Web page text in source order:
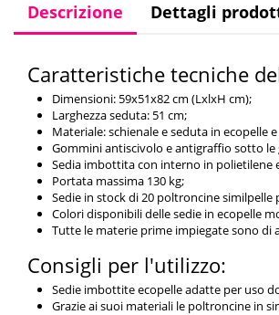
Descrizione Dettagli
Caratteristiche tecniche
Dimensioni: 59x51x82 cm (LxlxH cm);
Larghezza seduta: 51 cm;
Materiale: schienale e seduta in ecopelle
Gommini antiscivolo e antigraffio sotto le
Sedia imbottita con interno in polietilene
Portata massima 130 kg;
Sedie in stock di 20 poltroncine
Colori disponibili delle sedie in ecopelle
Tutte le materie prime impiegate sono
Consigli per l'utilizzo:
Sedie imbottite ecopelle adatte per uso
Grazie ai suoi materiali le poltroncine in